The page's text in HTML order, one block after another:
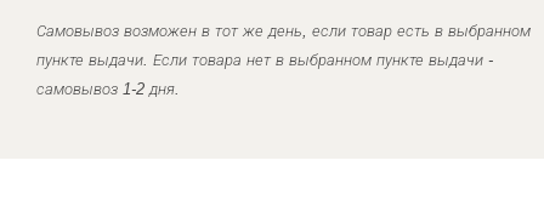
Самовывоз возможен в тот же день, если товар есть в выбранном
пункте выдачи. Если товара нет в выбранном пункте выдачи -
самовывоз 1-2 дня.